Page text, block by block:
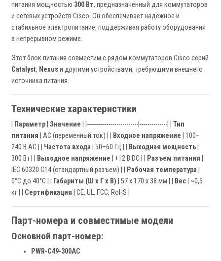
питания мощностью 300 Вт, предназначенный для коммутаторов
и сетевых устройств Cisco. Он обеспечивает надежное и
стабильное электропитание, поддерживая работу оборудования
в непрерывном режиме.
Этот блок питания совместим с рядом коммутаторов Cisco серий
Catalyst, Nexusи другими устройствами, требующими внешнего
источника питания.
Технические характеристики
Параметр Значение | |--------------------------|--------------| | Тип
питания | AC (переменный ток) | | Входное напряжение | 100–
240 В AC | | Частота входа | 50–60 Гц | | Выходная мощность
300 Вт | |
Выходное напряжение | +12 В DC | | Разъем питания
IEC 60320 C14 (стандартный разъем) | |
Рабочая температура
0°C до 40°C | |
Габариты (Ш x Г x В) | 57 x 170 x 38 мм | | Вес | ~0,5
кг | | Сертификация | CE, UL, FCC, RoHS |
Парт-номера и совместимые модели
Основной парт-номер:
PWR-C49-300AC